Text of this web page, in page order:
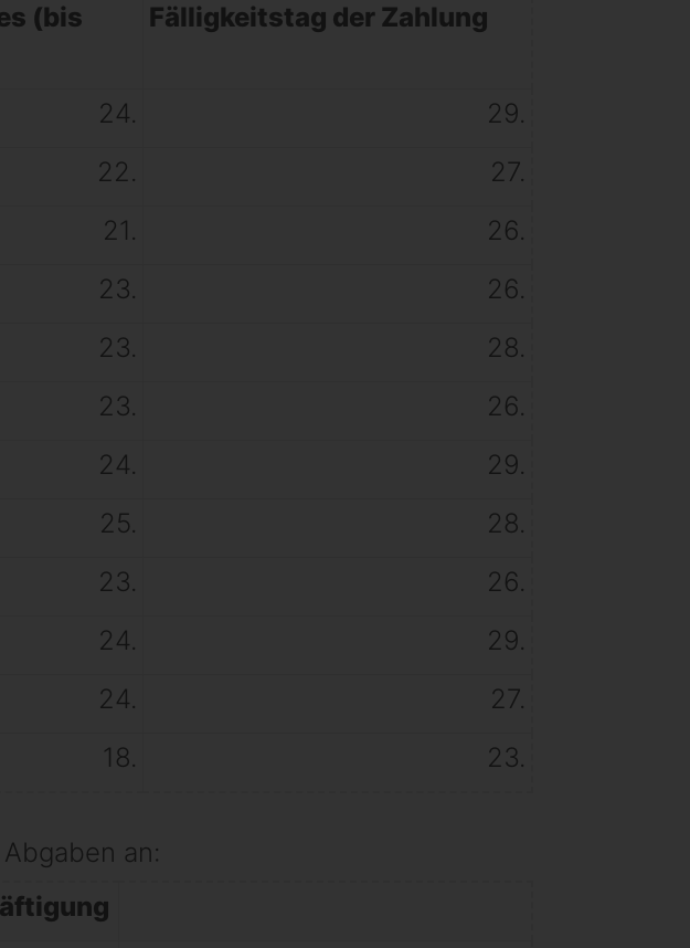
(bis
Fälligkeitstag der Zahlung
24.
29.
22.
27.
21.
26.
23.
26.
23.
28.
23.
26.
24.
29.
25.
28.
23.
26.
24.
29.
24.
27.
18. 23.
an: